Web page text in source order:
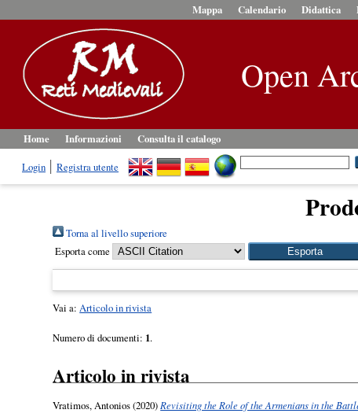
Mappa Calendario Didattica
Open
Home Informazioni
Consulta il catalogo
Login
Registra utente
Torna al livello superiore
Esporta come
Vai a:Articolo in rivista
Numero di documenti: 1.
Articolo in rivista
Vratimos, Antonios(2020)Revisiting the Role of the Armenians in the